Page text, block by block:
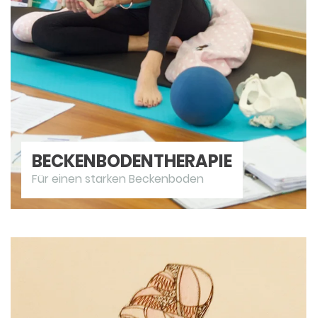
BECKENBODEN­THERAPIE
Für einen starken Beckenboden